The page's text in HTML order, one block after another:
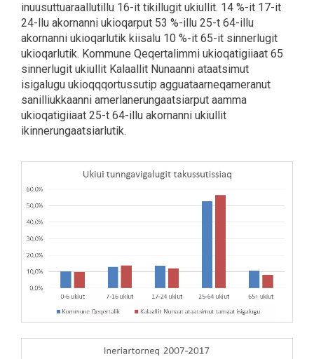
inuusuttuaraallutillu 16-it tikillugit ukiullit. 14 %-it 17-it
24-llu akornanni ukioqarput 53 %-illu 25-t 64-illu
akornanni ukioqarlutik kiisalu 10 %-it 65-it sinnerlugit
ukioqarlutik. Kommune Qeqertalimmi ukioqatigiiaat 65
sinnerlugit ukiullit Kalaallit Nunaanni ataatsimut
isigalugu ukioqqqortussutip agguataarneqarneranut
sanilliukkaanni amerlanerungaatsiarput aamma
ukioqatigiiaat 25-t 64-illu akornanni ukiullit
ikinnerungaatsiarlutik.